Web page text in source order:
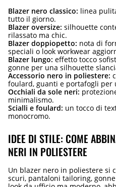
Blazer nero classico: linea
tutto il giorno.
Blazer oversize: silhouette
rilassato ma chic.
Blazer doppiopetto: nota di
speciali o look workwear
Blazer lungo: effetto tocco
gonne per una silhouette
Accessorio nero in poliestere:
foulard, guanti e portafogli per
Occhiali da sole neri:
minimalismo.
Scialli e foulard: un tocco di
monocromo.
IDEE DI STILE: COME
NERI IN POLIESTERE
Un blazer nero in poliestere si
scuri, pantaloni tailoring,